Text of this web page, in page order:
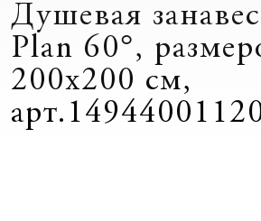
Душевая
Plan 60°,
200х200 см,